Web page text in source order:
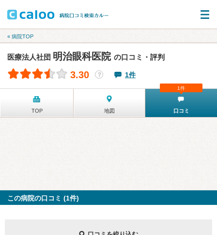
« 病院TOP
医療法人社団 明治眼科医院 の口コミ・評判
3.30 ？ 1件
TOP 地図 口コミ
1件
この病院の口コミ (1件)